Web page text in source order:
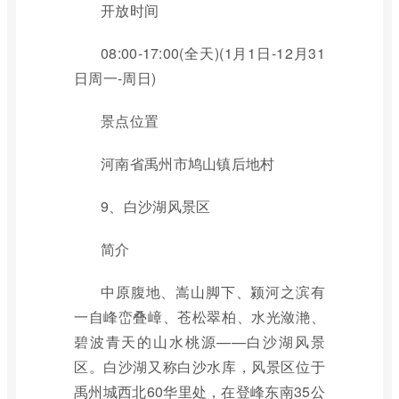
开放时间
08:00-17:00(全天)(1月1日-12月31
日周一-周日)
景点位置
河南省禹州市鸠山镇后地村
9、白沙湖风景区
简介
中原腹地、嵩山脚下、颍河之滨有
一自峰峦叠嶂、苍松翠柏、水光潋滟、
碧波青天的山水桃源——白沙湖风景
区。白沙湖又称白沙水库，风景区位于
禹州城西北60华里处，在登峰东南35公